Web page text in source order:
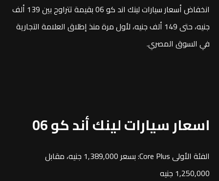
انخفاض أسعار سيارات لينك اند كو 06 بقيمة تتراوح بين 139 ألف
جنيه، حتى 149 ألف جنيه، لأول مرة منذ إطلاق العلامة التجارية
في السوق المصري.
اسعار سيارات لينك أند كو 06
الفئة الأولى Core Plus: بسعر 1,389,000 جنيه، مقابل
1,250,000 جنيه